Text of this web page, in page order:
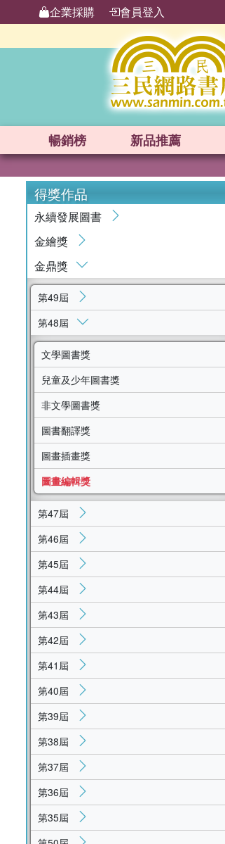
企業採購 會員登入
暢銷榜 新品推薦
得獎作品
永續發展圖書
金繪獎
金鼎獎
第49屆
第48屆
文學圖書獎
兒童及少年圖書獎
非文學圖書獎
圖書翻譯獎
圖畫插畫獎
圖畫編輯獎
第47屆
第46屆
第45屆
第44屆
第43屆
第42屆
第41屆
第40屆
第39屆
第38屆
第37屆
第36屆
第35屆